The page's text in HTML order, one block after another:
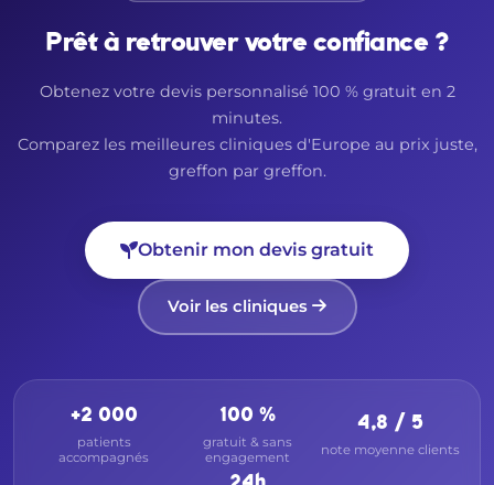
Prêt à retrouver votre confiance ?
Obtenez votre devis personnalisé 100 % gratuit en 2
minutes.
Comparez les meilleures cliniques d'Europe au prix juste,
greffon par greffon.
Obtenir mon devis gratuit
Voir les cliniques
+2 000
patients
accompagnés
100 %
gratuit & sans
engagement
4,8 / 5
note moyenne clients